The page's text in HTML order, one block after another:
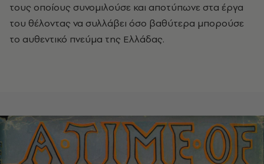
τους οποίους συνομιλούσε και αποτύπωνε στα έργα
του θέλοντας να συλλάβει όσο βαθύτερα μπορούσε
το αυθεντικό πνεύμα της Ελλάδας.